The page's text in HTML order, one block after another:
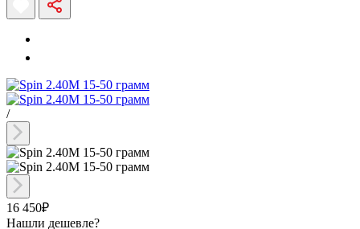
/
16 450₽
Нашли дешевле?